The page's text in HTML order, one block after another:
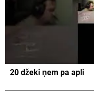
20 džeki ņem pa apli